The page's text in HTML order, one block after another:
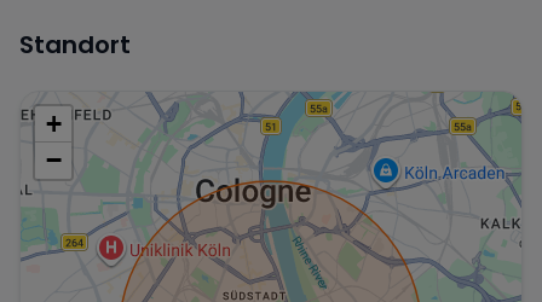
Standort
+
−